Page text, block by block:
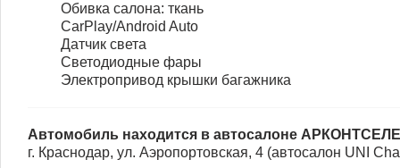
Обивка салона: ткань
CarPlay/Android Auto
Датчик света
Светодиодные фары
Электропривод крышки багажника
Автомобиль находится в автосалоне
г. Краснодар, ул. Аэропортовская, 4 (автосалон UNI